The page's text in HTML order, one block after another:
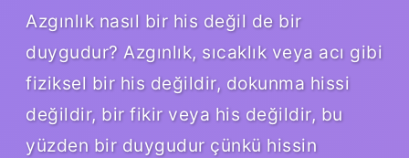
Azgınlık nasıl bir his değil de bir
duygudur? Azgınlık, sıcaklık veya acı gibi
fiziksel bir his değildir, dokunma hissi
değildir, bir fikir veya his değildir, bu
yüzden bir duygudur çünkü hissin